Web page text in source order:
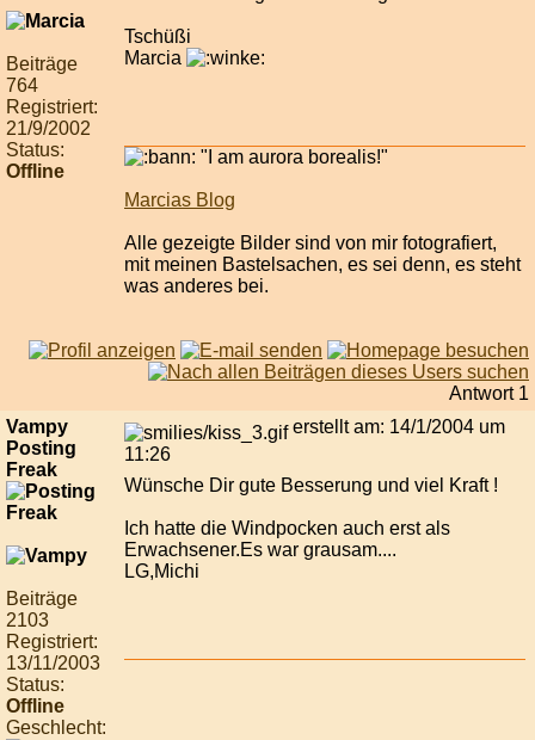
Beiträge
764
Registriert:
21/9/2002
Status:
Offline
Tschüßi
Marcia
"I am aurora borealis!"
Marcias Blog
Alle gezeigte Bilder sind von mir fotografiert,
mit meinen Bastelsachen, es sei denn, es steht
was anderes bei.
Antwort 1
Vampy
Posting
Freak
Beiträge
2103
Registriert:
13/11/2003
Status:
Offline
Geschlecht:
erstellt am: 14/1/2004 um
11:26
Wünsche Dir gute Besserung und viel Kraft !
Ich hatte die Windpocken auch erst als
Erwachsener.Es war grausam....
LG,Michi